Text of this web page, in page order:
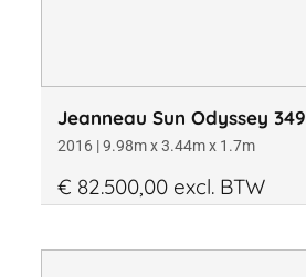
Jeanneau Sun Odyssey 349
2016 | 9.98m x 3.44m x 1.7m
€ 82.500,00 excl. BTW